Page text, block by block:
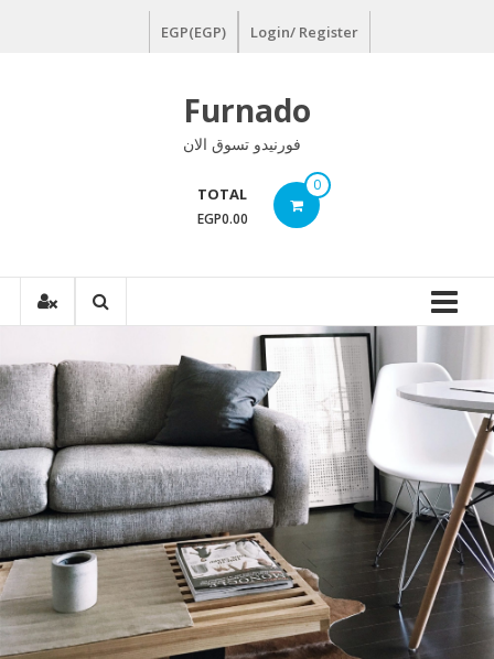
Login/ Register
EGP(EGP)
Furnado
فورنيدو تسوق الان
0
TOTAL
EGP0.00